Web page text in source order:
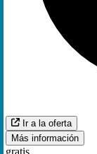
Ir a la oferta
Más información
gratis